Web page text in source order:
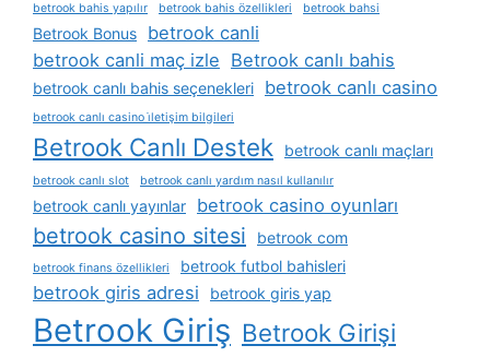
betrook bahis yapılır betrook bahis özellikleri betrook bahsi
Betrook Bonus
betrook canli
betrook canli maç izle Betrook canlı bahis
betrook canlı bahis seçenekleri betrook canlı casino
betrook canlı casino i̇letişim bilgileri
Betrook Canlı Destek betrook canlı maçları
betrook canlı slot betrook canlı yardım nasıl kullanılır
betrook canlı yayınlar betrook casino oyunları
betrook casino sitesi betrook com
betrook finans özellikleri betrook futbol bahisleri
betrook giris adresi betrook giris yap
Betrook Giriş Betrook Girişi